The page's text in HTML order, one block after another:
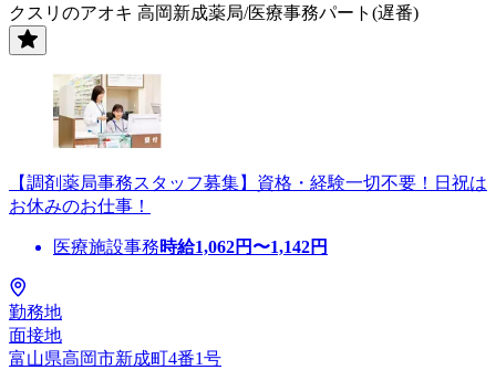
クスリのアオキ 高岡新成薬局/医療事務パート(遅番)
【調剤薬局事務スタッフ募集】資格・経験一切不要！日祝は
お休みのお仕事！
医療施設事務時給1,062円〜1,142円
勤務地
面接地
富山県高岡市新成町4番1号